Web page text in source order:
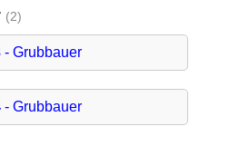
(2)
- Grubbauer
- Grubbauer